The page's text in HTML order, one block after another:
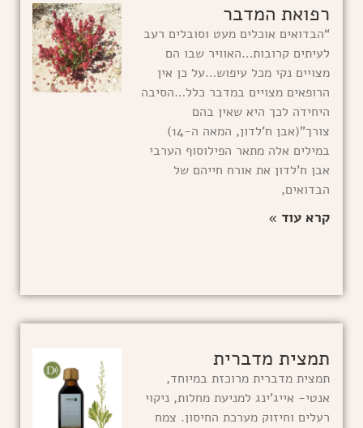
רפואת המדבר
“הבדואים אוכלים מעט וסובלים רעב
לעיתים קרובות…האוויר שבו הם
מצויים נקי מכל עיפוש…על כן אין
הרופאים מצויים במדבר כלל…הסיבה
היחידה לכך היא שאין בהם
צורך”(אבן ח’לדון, המאה ה-14)
במילים אלה מתאר הפילוסוף הערבי
אבן ח’לדון את אורח חייהם של
הבדואים,
קרא עוד »
תמצית מדברית
תמצית מדברית מרוכזת במיוחד,
אנטי- אייג'ינג למניעת מחלות, ניקוי
רעלים וחיזוק מערכת החיסון. צמח